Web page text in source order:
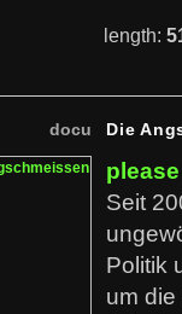
length:
docu Die
Seit
Politik
um